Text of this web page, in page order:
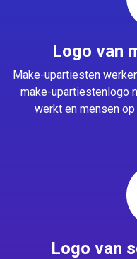
Logo van
Make-upartiesten
make-upartiestenlogo
werkt en mensen
Logo van